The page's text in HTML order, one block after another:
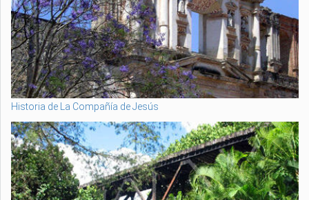
Historia de La Compañía de Jesús